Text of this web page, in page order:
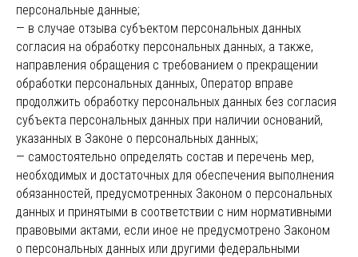
персональные данные;
— в случае отзыва субъектом персональных данных
согласия на обработку персональных данных, а также,
направления обращения с требованием о прекращении
обработки персональных данных, Оператор вправе
продолжить обработку персональных данных без согласия
субъекта персональных данных при наличии оснований,
указанных в Законе о персональных данных;
— самостоятельно определять состав и перечень мер,
необходимых и достаточных для обеспечения выполнения
обязанностей, предусмотренных Законом о персональных
данных и принятыми в соответствии с ним нормативными
правовыми актами, если иное не предусмотрено Законом
о персональных данных или другими федеральными